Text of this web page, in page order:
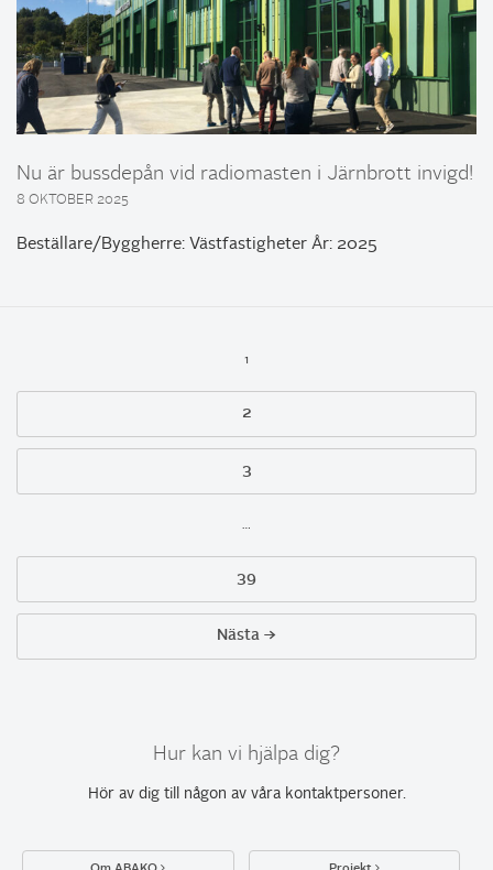
Nu är bussdepån vid radiomasten i Järnbrott invigd!
8 OKTOBER 2025
Beställare/Byggherre: Västfastigheter År: 2025
1
2
3
…
39
Nästa →
Hur kan vi hjälpa dig?
Hör av dig till någon av våra kontaktpersoner.